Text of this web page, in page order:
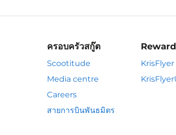
ครอบครัวสกู๊ต
Scootitude
Media centre
Careers
สายการบินพันธมิตร
KrisFlyer